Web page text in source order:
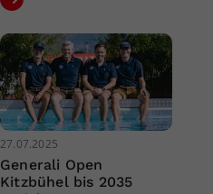
27.07.2025
Generali Open
Kitzbühel bis 2035